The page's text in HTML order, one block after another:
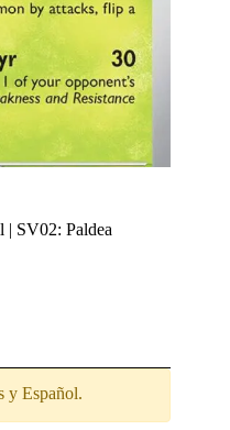
| SV02: Paldea
y Español.